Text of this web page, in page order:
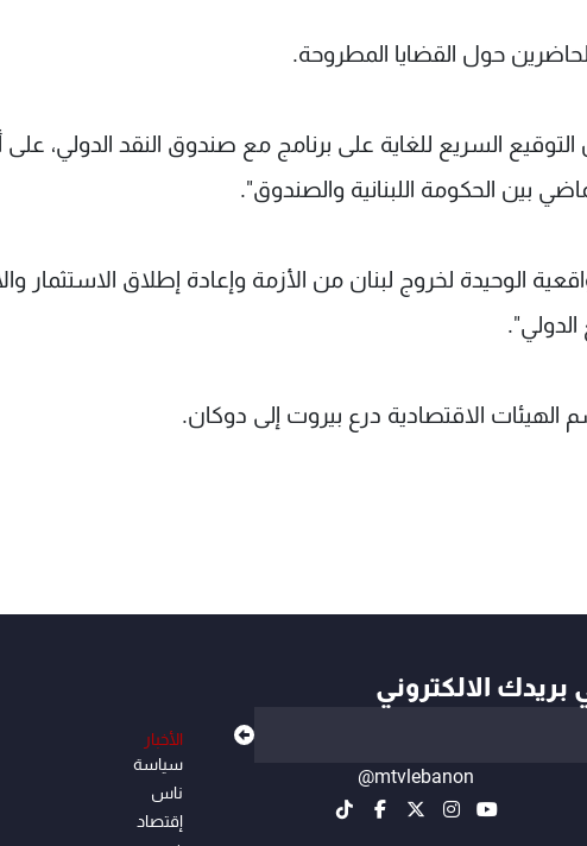
حول القضايا المطروحة.
السريع للغاية على برنامج مع صندوق النقد الدولي،
بين الحكومة اللبنانية والصندوق".
الوحيدة لخروج لبنان من الأزمة وإعادة إطلاق الاستثمار
الهيئات الاقتصادية درع بيروت إلى دوكان.
بريدك الالكتروني
@mtvlebanon
الأخبار
سياسة
ناس
إقتصاد